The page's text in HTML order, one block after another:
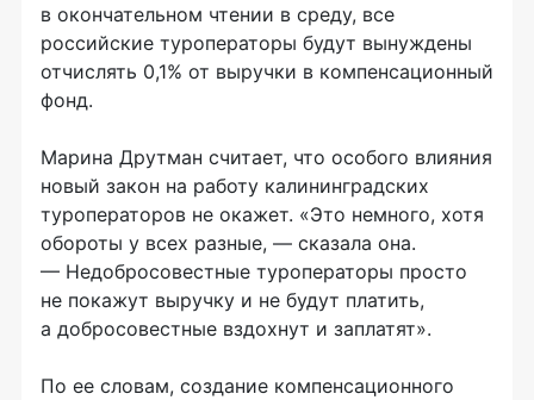
в окончательном чтении в среду, все
российские туроператоры будут вынуждены
отчислять 0,1% от выручки в компенсационный
фонд.
Марина Друтман считает, что особого влияния
новый закон на работу калининградских
туроператоров не окажет. «Это немного, хотя
обороты у всех разные, — сказала она.
— Недобросовестные туроператоры просто
не покажут выручку и не будут платить,
а добросовестные вздохнут и заплатят».
По ее словам, создание компенсационного